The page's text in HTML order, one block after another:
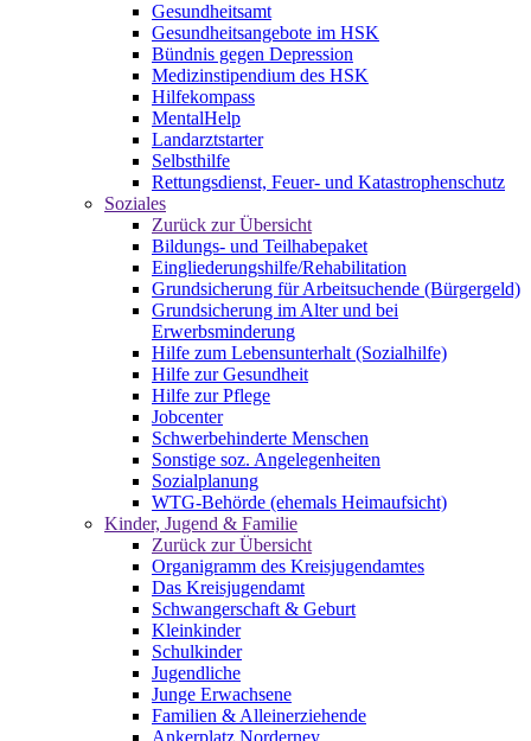
Gesundheitsamt
Gesundheitsangebote im HSK
Bündnis gegen Depression
Medizinstipendium des HSK
Hilfekompass
MentalHelp
Landarztstarter
Selbsthilfe
Rettungsdienst, Feuer- und Katastrophenschutz
Soziales
Zurück zur Übersicht
Bildungs- und Teilhabepaket
Eingliederungshilfe/Rehabilitation
Grundsicherung für Arbeitsuchende (Bürgergeld)
Grundsicherung im Alter und bei
Erwerbsminderung
Hilfe zum Lebensunterhalt (Sozialhilfe)
Hilfe zur Gesundheit
Hilfe zur Pflege
Jobcenter
Schwerbehinderte Menschen
Sonstige soz. Angelegenheiten
Sozialplanung
WTG-Behörde (ehemals Heimaufsicht)
Kinder, Jugend & Familie
Zurück zur Übersicht
Organigramm des Kreisjugendamtes
Das Kreisjugendamt
Schwangerschaft & Geburt
Kleinkinder
Schulkinder
Jugendliche
Junge Erwachsene
Familien & Alleinerziehende
Ankerplatz Norderney